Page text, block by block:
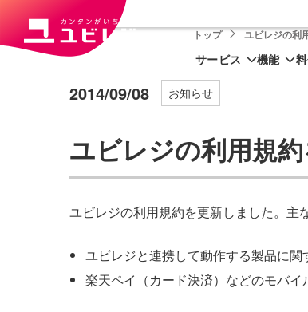
サービス 機能
トップ ユビレジの利
2014/09/08 お知らせ
ユビレジの利用規
ユビレジの利用規約を更新しました。主
ユビレジと連携して動作する製品に関
楽天ペイ（カード決済）などのモバ